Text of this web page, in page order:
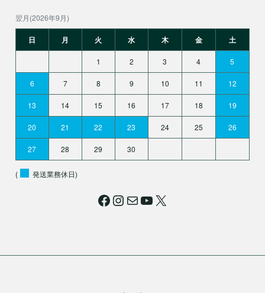
翌月(2026年9月)
日 月 火 水 木 金 土
1 2 3 4 5
6 7 8 9 10 11 12
13 14 15 16 17 18 19
20 21 22 23 24 25 26
27 28 29 30
( 発送業務休日)
Facebook Instagram メールYouTube X